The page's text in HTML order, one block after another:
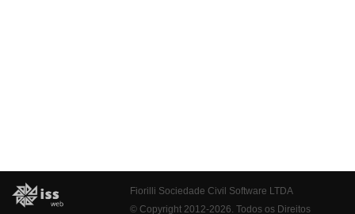
Fiorilli Sociedade Civil Software LTDA
© Copyright 2012-2026. Todos os Direitos